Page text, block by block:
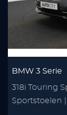
BMW 3 Serie
318i Touring
Sportstoelen